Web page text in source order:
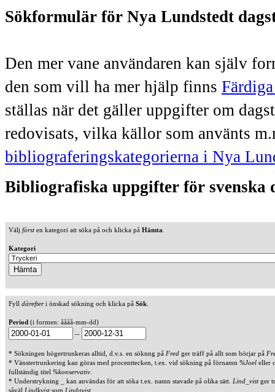
Sökformulär för Nya Lundstedt
Den mer vane användaren kan själv
den som vill ha mer hjälp finns
ställas när det gäller uppgifter om
redovisats, vilka källor som använts
bibliograferingskategorierna i Nya
Bibliografiska uppgifter för svenska
Välj försten kategori att söka på och klicka på Hämta
Kategori
Fyll därefteri önskad sökning och klicka på Sök
Period (i formen: åååå-mm-dd)
--
* Sökningen högertrunkeras alltid, d.v.s. en söknng på Fred ger träff på allt som börjar på
* Vänstertrunkering kan göras med procenttecken, t.ex. vid sökning på förnamn %Joel eller
fullständig titel %konservativ
* Understrykning _ kan användas för att söka t.ex. namn stavade på olika sätt. Lind_vistger
såväl Lindkvistsom Lindqvist.